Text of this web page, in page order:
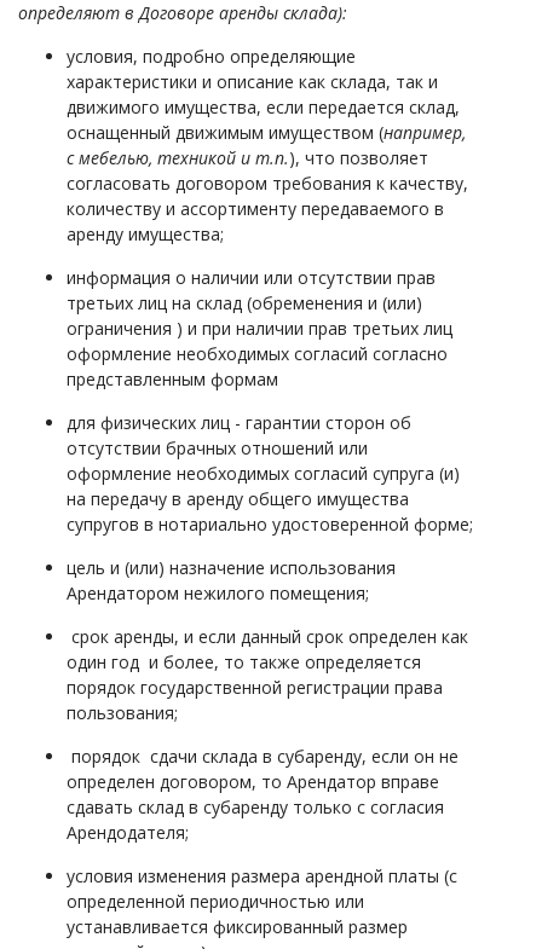
определяют в Договоре аренды склада):
условия, подробно определяющие
характеристики и описание как склада, так и
движимого имущества, если передается склад,
оснащенный движимым имуществом (например,
с мебелью, техникой и т.п.), что позволяет
согласовать договором требования к качеству,
количеству и ассортименту передаваемого в
аренду имущества;
информация о наличии или отсутствии прав
третьих лиц на склад (обременения и (или)
ограничения ) и при наличии прав третьих лиц
оформление необходимых согласий согласно
представленным формам
для физических лиц - гарантии сторон об
отсутствии брачных отношений или
оформление необходимых согласий супруга (и)
на передачу в аренду общего имущества
супругов в нотариально удостоверенной форме;
цель и (или) назначение использования
Арендатором нежилого помещения;
срок аренды, и если данный срок определен как
один год и более, то также определяется
порядок государственной регистрации права
пользования;
порядок сдачи склада в субаренду, если он не
определен договором, то Арендатор вправе
сдавать склад в субаренду только с согласия
Арендодателя;
условия изменения размера арендной платы (с
определенной периодичностью или
устанавливается фиксированный размер